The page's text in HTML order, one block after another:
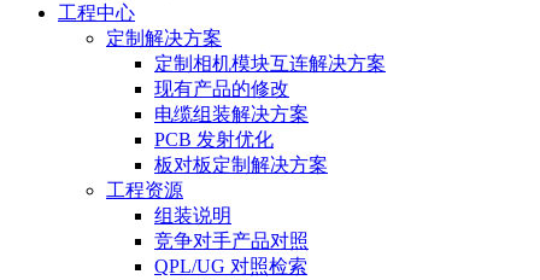
工程中心
定制解决方案
定制相机模块互连解决方案
现有产品的修改
电缆组装解决方案
PCB 发射优化
板对板定制解决方案
工程资源
组装说明
竞争对手产品对照
QPL/UG 对照检索